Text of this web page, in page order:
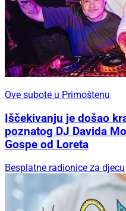
Ove subote u Primoštenu
Iščekivanju je došao
poznatog DJ Davida
Gospe od Loreta
Besplatne radionice za djecu